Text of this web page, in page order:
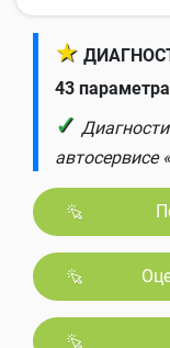
★
43
✓
автосервисе